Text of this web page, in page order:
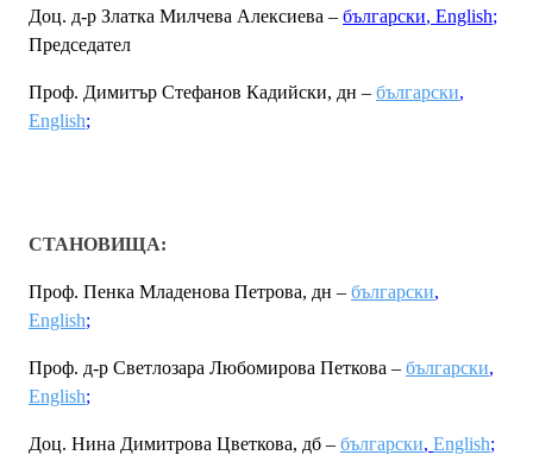
Доц. д-р Златка Милчева Алексиева – български, English;
Председател
Проф. Димитър Стефанов Кадийски, дн – български,
English;
СТАНОВИЩА:
Проф. Пенка Младенова Петрова, дн – български,
English;
Проф. д-р Светлозара Любомирова Петкова – български,
English;
Доц. Нина Димитрова Цветкова, дб – български, English;